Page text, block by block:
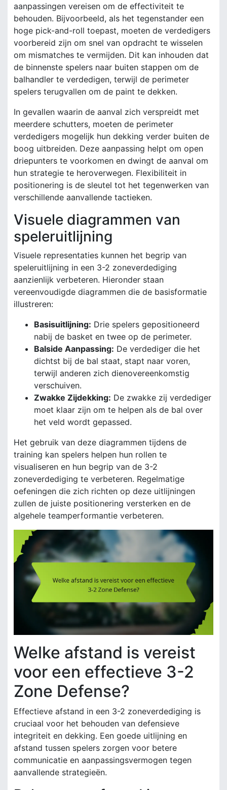
aanpassingen vereisen om de effectiviteit te
behouden. Bijvoorbeeld, als het tegenstander een
hoge pick-and-roll toepast, moeten de verdedigers
voorbereid zijn om snel van opdracht te wisselen
om mismatches te vermijden. Dit kan inhouden dat
de binnenste spelers naar buiten stappen om de
balhandler te verdedigen, terwijl de perimeter
spelers terugvallen om de paint te dekken.
In gevallen waarin de aanval zich verspreidt met
meerdere schutters, moeten de perimeter
verdedigers mogelijk hun dekking verder buiten de
boog uitbreiden. Deze aanpassing helpt om open
driepunters te voorkomen en dwingt de aanval om
hun strategie te heroverwegen. Flexibiliteit in
positionering is de sleutel tot het tegenwerken van
verschillende aanvallende tactieken.
Visuele diagrammen van
speleruitlijning
Visuele representaties kunnen het begrip van
speleruitlijning in een 3-2 zoneverdediging
aanzienlijk verbeteren. Hieronder staan
vereenvoudigde diagrammen die de basisformatie
illustreren:
Basisuitlijning: Drie spelers gepositioneerd
nabij de basket en twee op de perimeter.
Balside Aanpassing: De verdediger die het
dichtst bij de bal staat, stapt naar voren,
terwijl anderen zich dienovereenkomstig
verschuiven.
Zwakke Zijdekking: De zwakke zij verdediger
moet klaar zijn om te helpen als de bal over
het veld wordt gepassed.
Het gebruik van deze diagrammen tijdens de
training kan spelers helpen hun rollen te
visualiseren en hun begrip van de 3-2
zoneverdediging te verbeteren. Regelmatige
oefeningen die zich richten op deze uitlijningen
zullen de juiste positionering versterken en de
algehele teamperformantie verbeteren.
Welke afstand is vereist
voor een effectieve 3-2
Zone Defense?
Effectieve afstand in een 3-2 zoneverdediging is
cruciaal voor het behouden van defensieve
integriteit en dekking. Een goede uitlijning en
afstand tussen spelers zorgen voor betere
communicatie en aanpassingsvermogen tegen
aanvallende strategieën.